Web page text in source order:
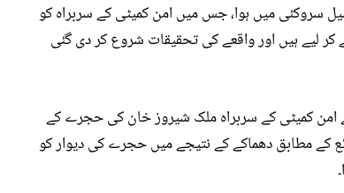
سروکئی میں ہوا، جس میں امن کمیٹی کے سربراہ کو
کر لیے ہیں اور واقعے کی تحقیقات شروع کر دی گئی
امن کمیٹی کے سربراہ ملک شیروز خان کی حجرے کے
کے مطابق دھماکے کے نتیجے میں حجرے کی دیوار کو